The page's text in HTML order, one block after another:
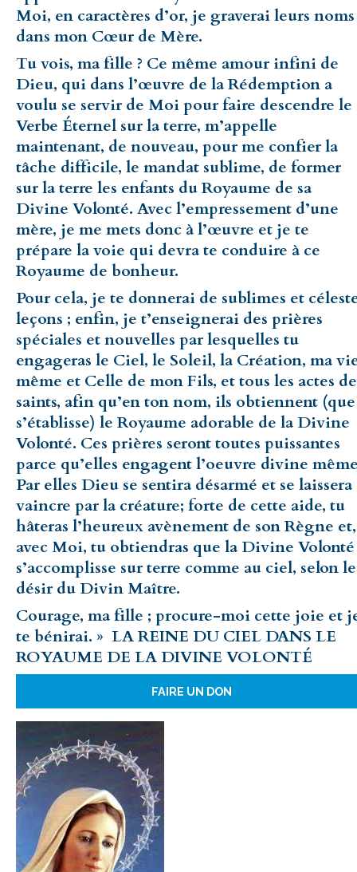
Moi, en caractères d’or, je graverai leurs noms
dans mon Cœur de Mère.
Tu vois, ma fille ? Ce même amour infini de
Dieu, qui dans l’œuvre de la Rédemption a
voulu se servir de Moi pour faire descendre le
Verbe Éternel sur la terre, m’appelle
maintenant, de nouveau, pour me confier la
tâche difficile, le mandat sublime, de former
sur la terre les enfants du Royaume de sa
Divine Volonté. Avec l’empressement d’une
mère, je me mets donc à l’œuvre et je te
prépare la voie qui devra te conduire à ce
Royaume de bonheur.
Pour cela, je te donnerai de sublimes et
leçons ; enfin, je t’enseignerai des prières
spéciales et nouvelles par lesquelles tu
engageras le Ciel, le Soleil, la Création, ma
même et Celle de mon Fils, et tous les actes
saints, afin qu’en ton nom, ils obtiennent (que
s’établisse) le Royaume adorable de la Divine
Volonté. Ces prières seront toutes puissantes
parce qu’elles engagent l’oeuvre divine
Par elles Dieu se sentira désarmé et se laissera
vaincre par la créature; forte de cette aide, tu
hâteras l’heureux avènement de son Règne et,
avec Moi, tu obtiendras que la Divine Volonté
s’accomplisse sur terre comme au ciel, selon le
désir du Divin Maître.
Courage, ma fille ; procure-moi cette joie et
te bénirai. » LA REINE DU CIEL DANS LE
ROYAUME DE LA DIVINE VOLONTÉ
FAIRE UN DON